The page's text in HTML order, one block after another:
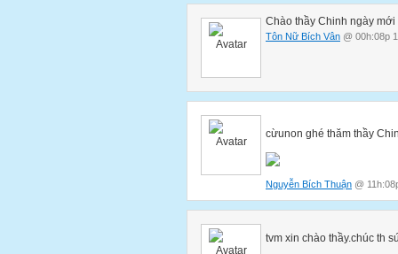
Chào thầy Chinh ngày mới
Tôn Nữ Bích Vân @ 00h:08p
cừunon ghé thăm thầy
Nguyễn Bích Thuận @
tvm xin chào thầy.chúc th